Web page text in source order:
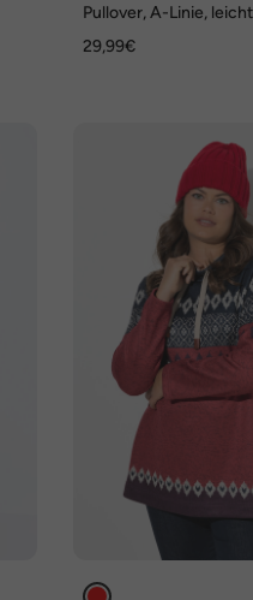
Pullover, A-Linie,
29,99€